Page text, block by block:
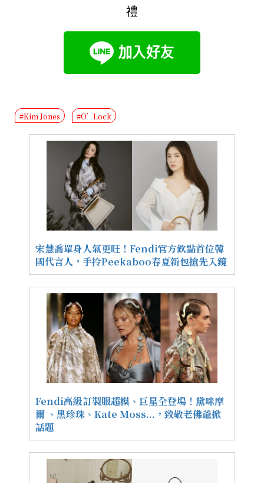
禮
#Kim Jones #O’Lock
宋慧喬單身人氣更旺！Fendi官方欽點首位韓
國代言人，手拎Peekaboo春夏新包搶先入鏡
Fendi高級訂製服超模、巨星全登場！黛咪摩
爾 、黑珍珠、Kate Moss...，致敬老佛爺掀
話題